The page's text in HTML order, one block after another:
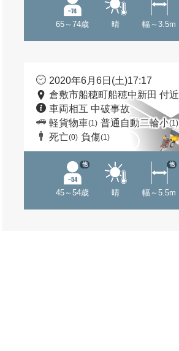
65～74歳 晴 幅～3.5m
2020年6月6日(土)17:17
倉敷市船穂町船穂中新田 付近
車両相互 中破事故
軽貨物車(1) 普通自動二輪小(1)
死亡(0) 負傷(1)
45～54歳
他
晴 幅～5.5m
他